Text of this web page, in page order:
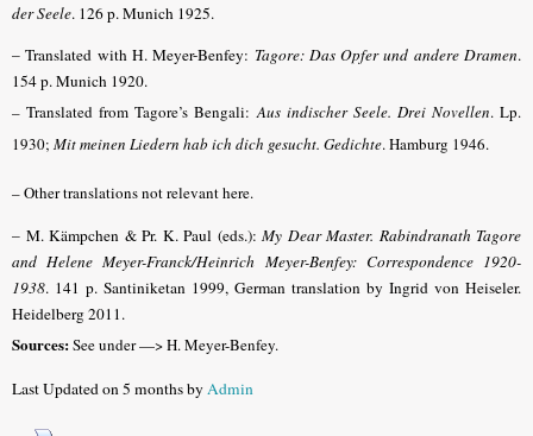
der Seele. 126 p. Munich 1925.
– Translated with H. Meyer-Benfey: Tagore: Das Opfer und andere Dramen.
154 p. Munich 1920.
– Translated from Tagore’s Bengali:Aus indischer Seele. Drei Novellen. Lp.
1930; Mit meinen Liedern hab ich dich gesucht. Gedichte. Hamburg 1946.
– Other translations not relevant here.
– M. Kämpchen & Pr. K. Paul (eds.): My Dear Master. Rabindranath Tagore
and Helene Meyer-Franck/Heinrich Meyer-Benfey: Correspondence 1920-
1938. 141 p. Santiniketan 1999, German translation by Ingrid von Heiseler.
Heidelberg 2011.
Sources:See under —> H. Meyer-Benfey.
Last Updated on 5 months byAdmin